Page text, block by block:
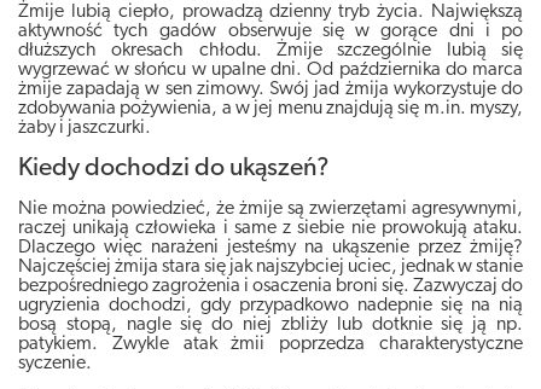
Żmije lubią ciepło, prowadzą dzienny tryb życia. Największą
aktywność tych gadów obserwuje się w gorące dni i po
dłuższych okresach chłodu. Żmije szczególnie lubią się
wygrzewać w słońcu w upalne dni. Od października do marca
żmije zapadają w sen zimowy. Swój jad żmija wykorzystuje do
zdobywania pożywienia, a w jej menu znajdują się m.in. myszy,
żaby i jaszczurki.
Kiedy dochodzi do ukąszeń?
Nie można powiedzieć, że żmije są zwierzętami agresywnymi,
raczej unikają człowieka i same z siebie nie prowokują ataku.
Dlaczego więc narażeni jesteśmy na ukąszenie przez żmiję?
Najczęściej żmija stara się jak najszybciej uciec, jednak w stanie
bezpośredniego zagrożenia i osaczenia broni się. Zazwyczaj do
ugryzienia dochodzi, gdy przypadkowo nadepnie się na nią
bosą stopą, nagle się do niej zbliży lub dotknie się ją np.
patykiem. Zwykle atak żmii poprzedza charakterystyczne
syczenie.